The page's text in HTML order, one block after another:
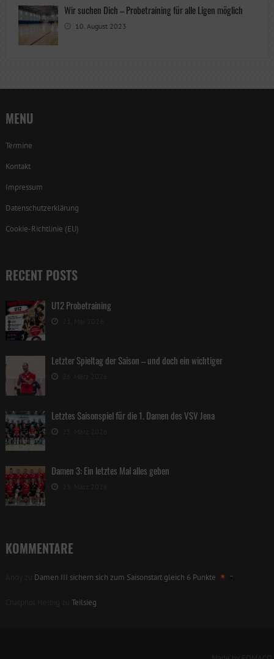
Wir suchen Dich – Probetraining für alle Ligen möglich
10. August 2023
MENU
Termine
Kontakt
Impressum
Datenschutzerklärung
Cookie-Richtlinie (EU)
RECENT POSTS
U12 Probetraining
Letzter Spieltag der Saison – und doch ein wichtiger
Letztes Saisonspiel für die 1. Damen des VSV Jena
Damen 3: Ein letztes Mal alles geben
KOMMENTARE
Damen III sichern sich zum Saisonstart gleich 6 Punkte
Teilsieg